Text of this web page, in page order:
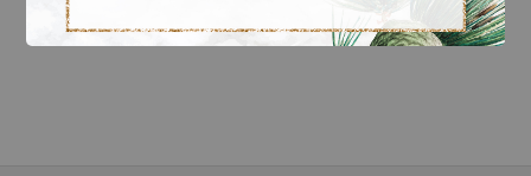
price
3,780